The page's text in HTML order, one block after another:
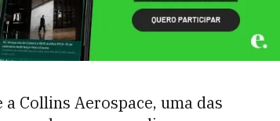
Collins Aerospace, uma das